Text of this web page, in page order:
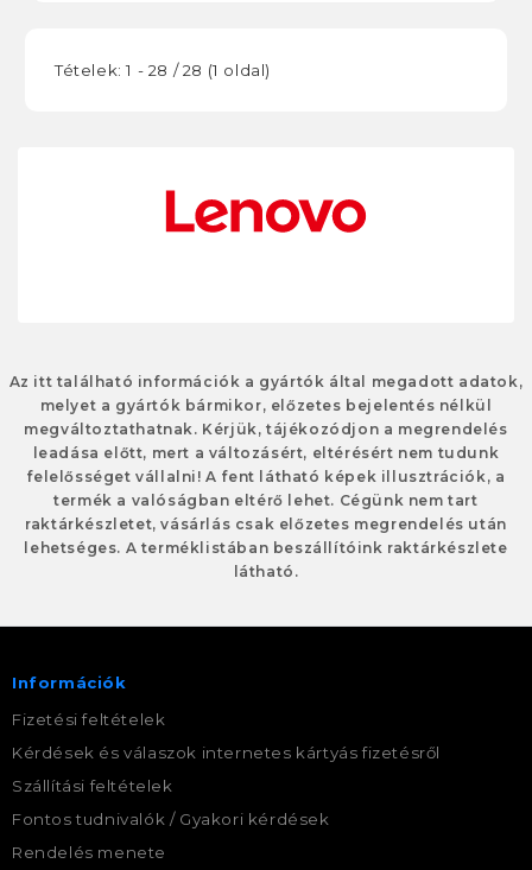
Tételek: 1 - 28 / 28 (1 oldal)
Az itt található információk a gyártók által megadott adatok,
melyet a gyártók bármikor, előzetes bejelentés nélkül
megváltoztathatnak. Kérjük, tájékozódjon a megrendelés
leadása előtt, mert a változásért, eltérésért nem tudunk
felelősséget vállalni! A fent látható képek illusztrációk, a
termék a valóságban eltérő lehet. Cégünk nem tart
raktárkészletet, vásárlás csak előzetes megrendelés után
lehetséges. A terméklistában beszállítóink raktárkészlete
látható.
Információk
Fizetési feltételek
Kérdések és válaszok internetes kártyás fizetésről
Szállítási feltételek
Fontos tudnivalók / Gyakori kérdések
Rendelés menete